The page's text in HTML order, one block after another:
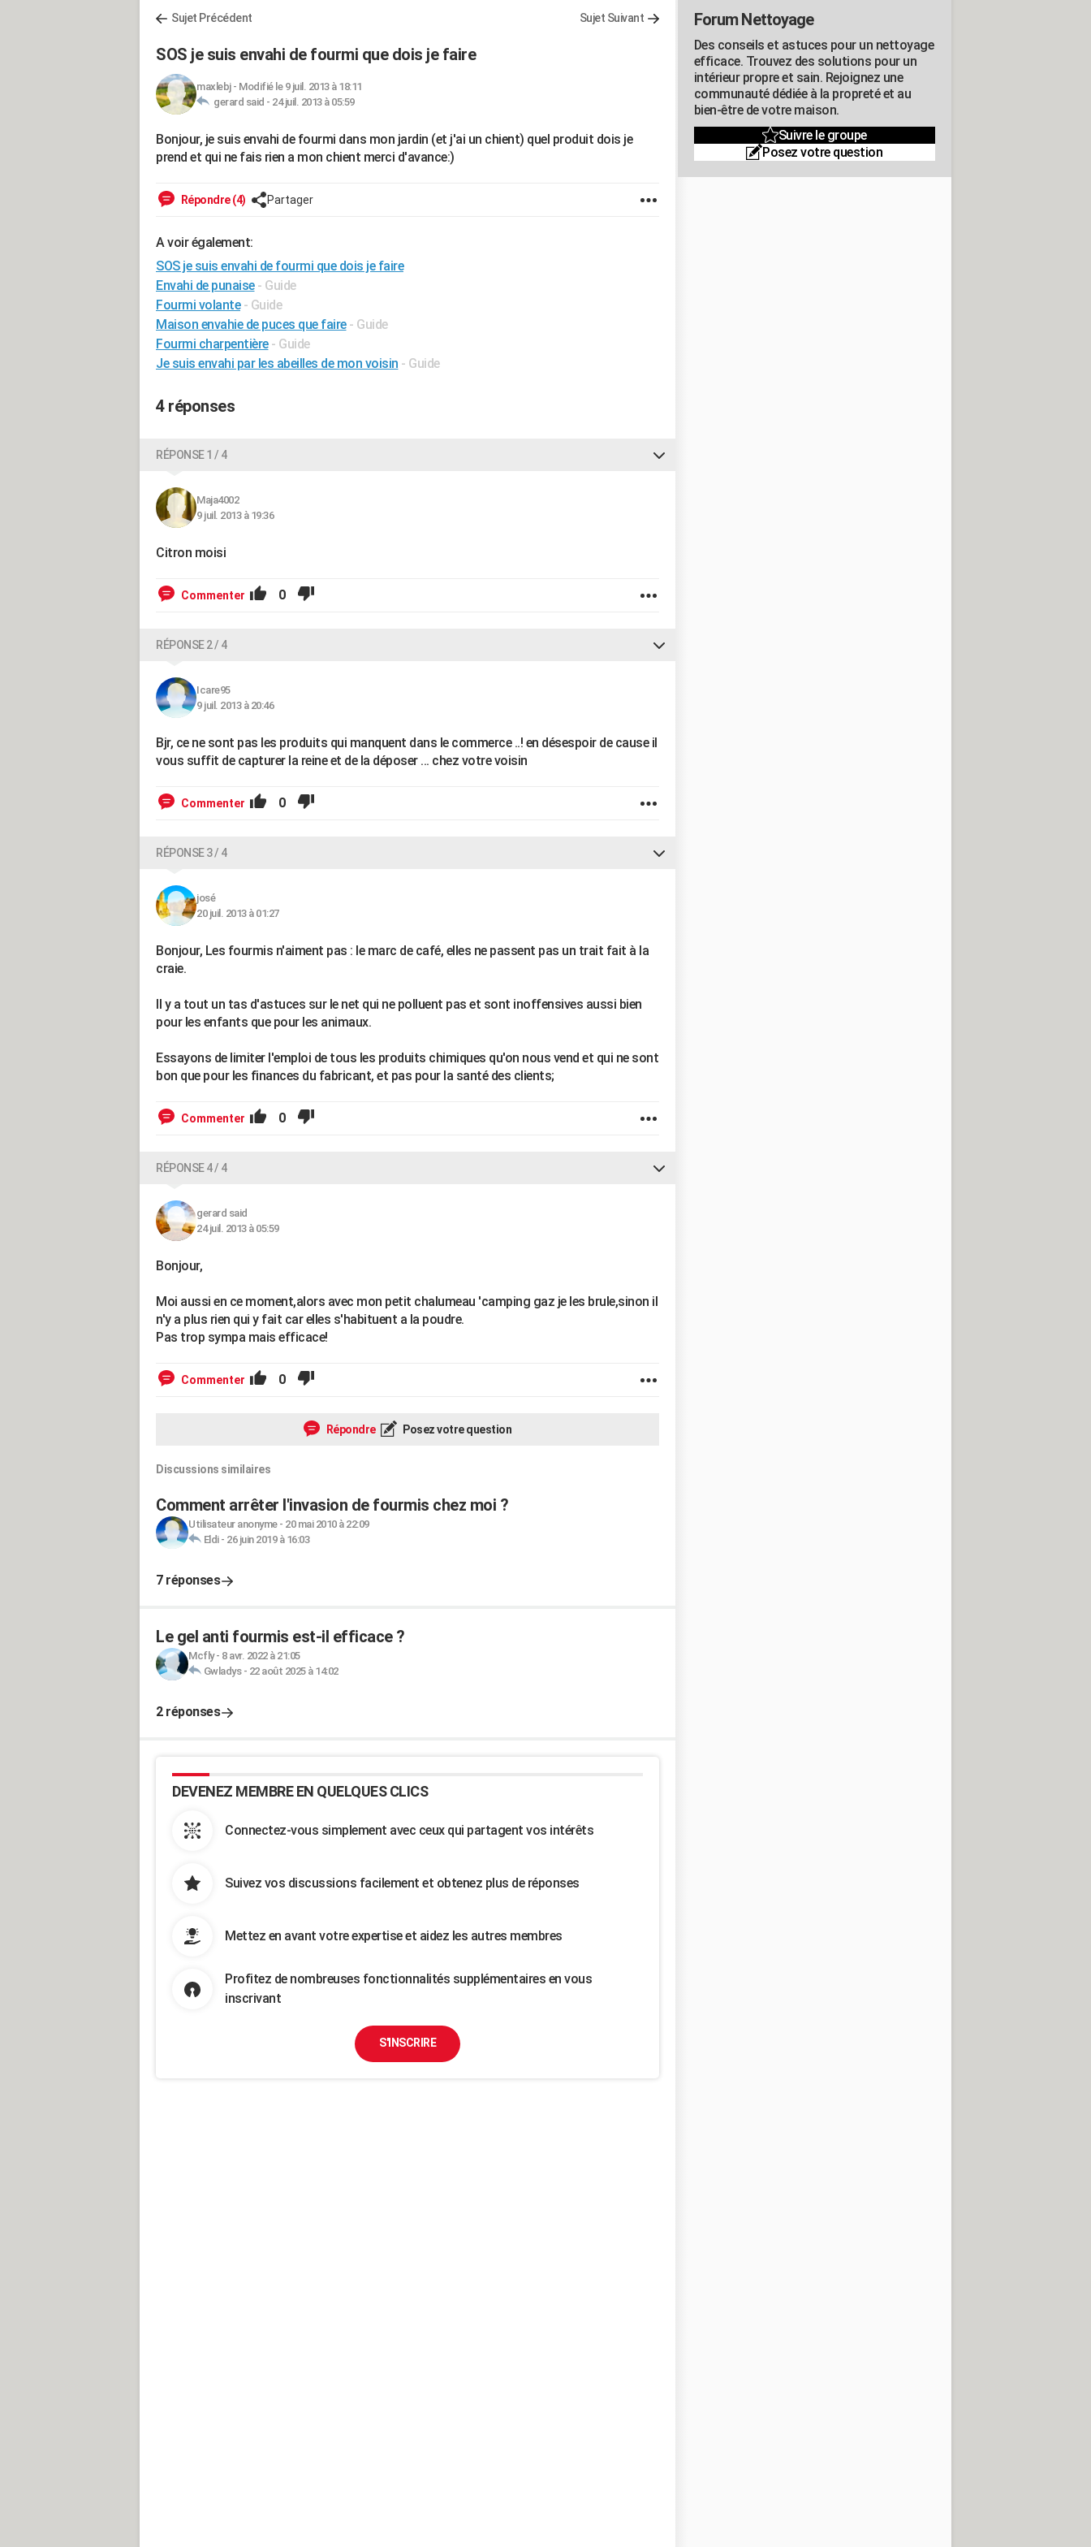
Sujet Précédent Sujet Suivant
SOS je suis envahi de fourmi que dois je faire
maxlebj- Modifié le 9 juil. 2013 à 18:11
gerard said - 24 juil. 2013 à 05:59
Bonjour, je suis envahi de fourmi dans mon jardin (et j'ai un chient) quel produit dois je
prend et qui ne fais rien a mon chient merci d'avance:)
Répondre (4) Partager
A voir également:
SOS je suis envahi de fourmi que dois je faire
Envahi de punaise - Guide
Fourmi volante - Guide
Maison envahie de puces que faire - Guide
Fourmi charpentière - Guide
Je suis envahi par les abeilles de mon voisin - Guide
4 réponses
RÉPONSE 1 / 4
Maja4002
9 juil. 2013 à 19:36
Citron moisi
Commenter 0
RÉPONSE 2 / 4
Icare95
9 juil. 2013 à 20:46
Bjr, ce ne sont pas les produits qui manquent dans le commerce ..! en désespoir de cause il
vous suffit de capturer la reine et de la déposer ... chez votre voisin
Commenter 0
RÉPONSE 3 / 4
josé
20 juil. 2013 à 01:27
Bonjour, Les fourmis n'aiment pas : le marc de café, elles ne passent pas un trait fait à la
craie.
Il y a tout un tas d'astuces sur le net qui ne polluent pas et sont inoffensives aussi bien
pour les enfants que pour les animaux.
Essayons de limiter l'emploi de tous les produits chimiques qu'on nous vend et qui ne sont
bon que pour les finances du fabricant, et pas pour la santé des clients;
Commenter 0
RÉPONSE 4 / 4
gerard said
24 juil. 2013 à 05:59
Bonjour,
Moi aussi en ce moment,alors avec mon petit chalumeau 'camping gaz je les brule,sinon il
n'y a plus rien qui y fait car elles s'habituent a la poudre.
Pas trop sympa mais efficace!
Commenter 0
Répondre Posez votre question
Discussions similaires
Comment arrêter l'invasion de fourmis chez moi ?
Utilisateur anonyme- 20 mai 2010 à 22:09
Eldi- 26 juin 2019 à 16:03
7 réponses
Le gel anti fourmis est-il efficace ?
Mcfly- 8 avr. 2022 à 21:05
Gwladys- 22 août 2025 à 14:02
2 réponses
DEVENEZ MEMBRE EN QUELQUES CLICS
Connectez-vous simplement avec ceux qui partagent vos intérêts
Suivez vos discussions facilement et obtenez plus de réponses
Mettez en avant votre expertise et aidez les autres membres
Profitez de nombreuses fonctionnalités supplémentaires en vous
inscrivant
S'INSCRIRE
Forum Nettoyage
Des conseils et astuces pour un nettoyage
efficace. Trouvez des solutions pour un
intérieur propre et sain. Rejoignez une
communauté dédiée à la propreté et au
bien-être de votre maison.
Suivre le groupe
Posez votre question